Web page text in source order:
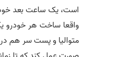
واقعا ساخت هر خودرو
متوالیا و پست سر هم